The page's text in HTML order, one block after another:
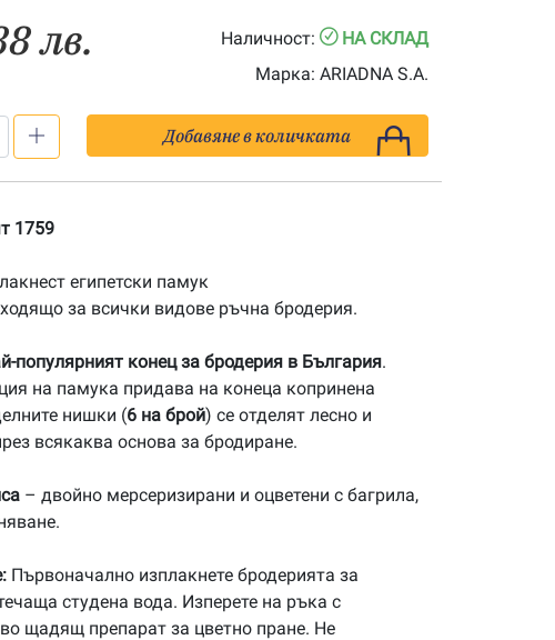
лв. Наличност:
НА СКЛАД
Марка: ARIADNA S.A.
Добавяне в количката
1759
египетски памук
за всички видове ръчна бродерия.
популярният конец за бродерия в България.
на памука придава на конеца копринена
нишки (6 на брой) се отделят лесно и
всякаква основа за бродиране.
– двойно мерсеризирани и оцветени с багрила,
Първоначално изплакнете бродерията за
студена вода. Изперете на ръка с
щадящ препарат за цветно пране. Не